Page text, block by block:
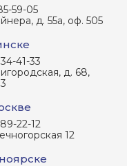
59-05
д. 55а, оф. 505
41-33
д. 68,
22-12
12